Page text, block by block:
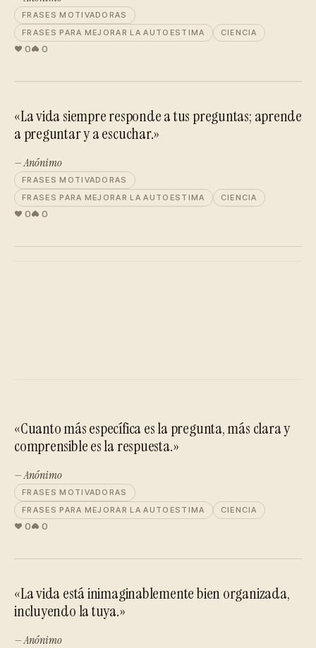
FRASES MOTIVADORAS
FRASES PARA MEJORAR LA AUTOESTIMA
CIENCIA
0 0
«La vida siempre responde a tus preguntas; aprende
a preguntar y a escuchar.»
— Anónimo
FRASES MOTIVADORAS
FRASES PARA MEJORAR LA AUTOESTIMA
CIENCIA
0 0
«Cuanto más específica es la pregunta, más clara y
comprensible es la respuesta.»
— Anónimo
FRASES MOTIVADORAS
FRASES PARA MEJORAR LA AUTOESTIMA
CIENCIA
0 0
«La vida está inimaginablemente bien organizada,
incluyendo la tuya.»
— Anónimo